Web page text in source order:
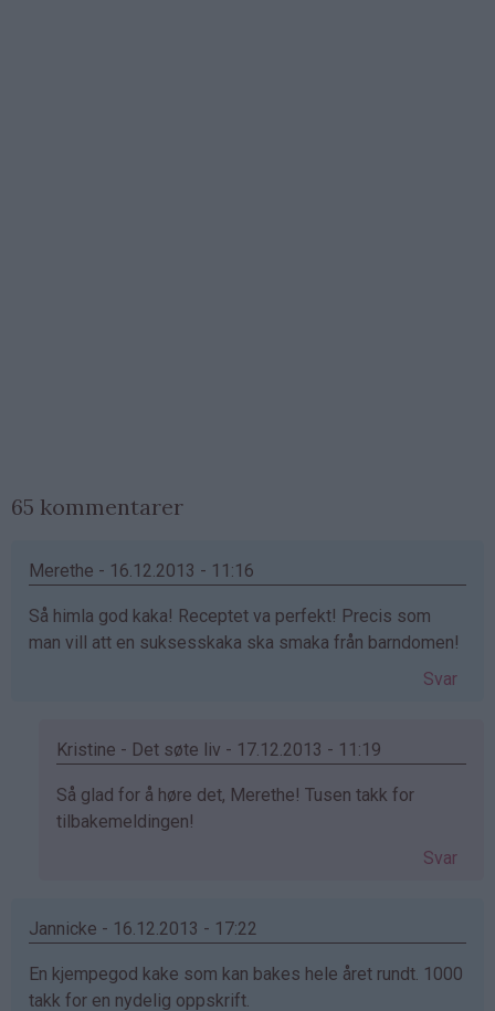
65 kommentarer
Merethe - 16.12.2013 - 11:16
Så himla god kaka! Receptet va perfekt! Precis som
man vill att en suksesskaka ska smaka från barndomen!
Svar
Kristine - Det søte liv - 17.12.2013 - 11:19
Som
svar
(ikke
Så glad for å høre det, Merethe! Tusen takk for
tilbakemeldingen!
Svar
Jannicke - 16.12.2013 - 17:22
En kjempegod kake som kan bakes hele året rundt. 1000
takk for en nydelig oppskrift.